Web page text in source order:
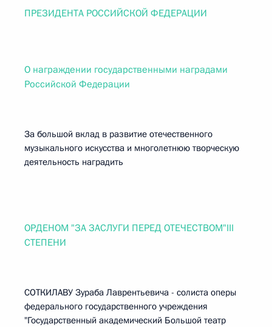
ПРЕЗИДЕНТА РОССИЙСКОЙ ФЕДЕРАЦИИ
О награждении государственными наградами
Российской Федерации
За большой вклад в развитие отечественного
музыкального искусства и многолетнюю творческую
деятельность наградить
ОРДЕНОМ "ЗА ЗАСЛУГИ ПЕРЕД ОТЕЧЕСТВОМ"III
СТЕПЕНИ
СОТКИЛАВУ Зураба Лаврентьевича - солиста оперы
федерального государственного учреждения
"Государственный академический Большой театр